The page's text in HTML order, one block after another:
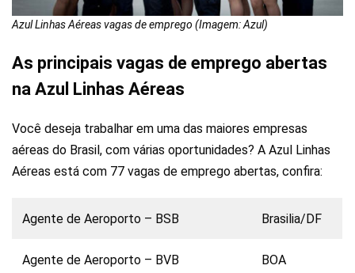
Azul Linhas Aéreas vagas de emprego (Imagem: Azul)
As principais vagas de emprego abertas
na Azul Linhas Aéreas
Você deseja trabalhar em uma das maiores empresas
aéreas do Brasil, com várias oportunidades? A Azul Linhas
Aéreas está com 77 vagas de emprego abertas, confira:
Agente de Aeroporto – BSB Brasilia/DF
Agente de Aeroporto – BVB
BOA